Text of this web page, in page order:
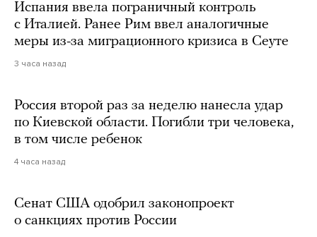
Испания ввела пограничный контроль
с Италией. Ранее Рим ввел аналогичные
меры из-за миграционного кризиса в Сеуте
3 часа назад
Россия второй раз за неделю нанесла удар
по Киевской области. Погибли три человека,
в том числе ребенок
4 часа назад
Сенат США одобрил законопроект
о санкциях против России